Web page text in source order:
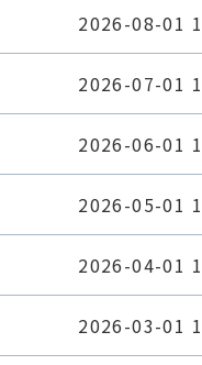
2026-08-01
2026-07-01
2026-06-01
2026-05-01
2026-04-01
2026-03-01